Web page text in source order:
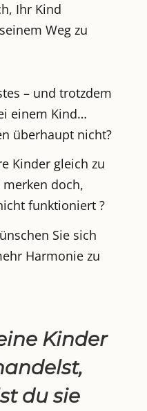
Ihr Kind
Weg zu
– und trotzdem
einem Kind…
überhaupt nicht?
Kinder gleich zu
doch,
funktioniert ?
Sie sich
Harmonie zu
Kinder
du sie